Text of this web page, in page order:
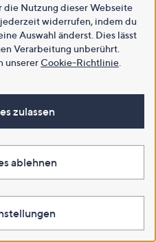
Nutzung dieser Webseite
widerrufen, indem du
Auswahl änderst. Dies lässt
Verarbeitung unberührt.
unsererCookie-Richtlinie
zulassen
ablehnen